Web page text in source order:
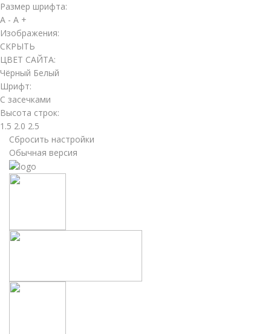
Размер шрифта:
A - A +
Изображения:
СКРЫТЬ
ЦВЕТ САЙТА:
Чёрный Белый
Шрифт:
С засечками
Высота строк:
1.5 2.0 2.5
Сбросить настройки
Обычная версия